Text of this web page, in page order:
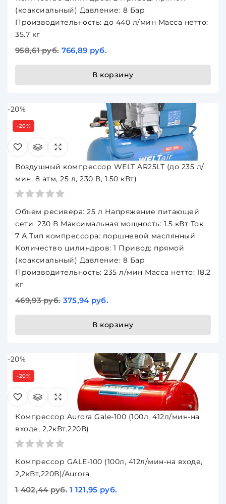
(коаксиальный) Давление: 8 Бар
Производительность: до 440 л/мин Масса нетто:
35.7 кг
958,61 руб. 766,89 руб.
В корзину
-20%
-20%
Воздушный компрессор WELT AR25LT (до 235 л/
мин, 8 атм, 25 л, 230 В, 1.50 кВт)
Объем ресивера: 25 л Напряжение питающей
сети: 230 В Максимальная мощность: 1.5 кВт Ток:
7 А Тип компрессора: поршневой маслянный
Количество цилиндров: 1 Привод: прямой
(коаксиальный) Давление: 8 Бар
Производительность: 235 л/мин Масса нетто: 18.2
кг
469,93 руб. 375,94 руб.
В корзину
-20%
-20%
Компрессор Aurora Gale-100 (100л, 412л/мин-на
входе, 2,2кВт,220В)
Компрессор GALE-100 (100л, 412л/мин-на входе,
2,2кВт,220В)/Aurora
1 402,44 руб. 1 121,95 руб.